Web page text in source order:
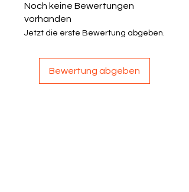
Noch keine Bewertungen
vorhanden
Jetzt die erste Bewertung abgeben.
Bewertung abgeben